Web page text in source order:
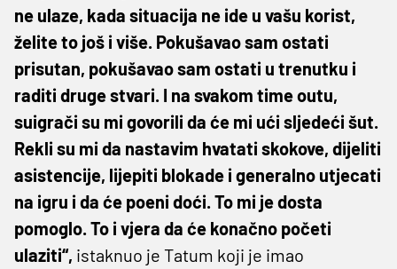
ne ulaze, kada situacija ne ide u vašu korist,
želite to još i više. Pokušavao sam ostati
prisutan, pokušavao sam ostati u trenutku i
raditi druge stvari. I na svakom time outu,
suigrači su mi govorili da će mi ući sljedeći šut.
Rekli su mi da nastavim hvatati skokove, dijeliti
asistencije, lijepiti blokade i generalno utjecati
na igru i da će poeni doći. To mi je dosta
pomoglo. To i vjera da će konačno početi
ulaziti“, istaknuo je Tatum koji je imao